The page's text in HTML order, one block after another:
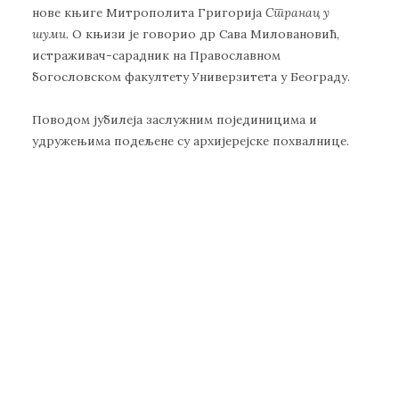
нове књиге Митрополита Григорија Странац у
шуми. О књизи је говорио др Сава Миловановић,
истраживач-сарадник на Православном
богословском факултету Универзитета у Београду.
Поводом јубилеја заслужним појединицима и
удружењима подељене су архијерејске похвалнице.